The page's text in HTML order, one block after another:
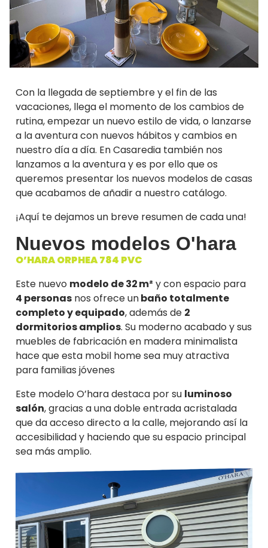
Con la llegada de septiembre y el fin de las
vacaciones, llega el momento de los cambios de
rutina, empezar un nuevo estilo de vida, o lanzarse
a la aventura con nuevos hábitos y cambios en
nuestro día a día. En Casaredia también nos
lanzamos a la aventura y es por ello que os
queremos presentar los nuevos modelos de casas
que acabamos de añadir a nuestro catálogo.
¡Aquí te dejamos un breve resumen de cada una!
Nuevos modelos O'hara
O’HARA ORPHEA 784 PVC
Este nuevo modelo de 32 m² y con espacio para
4 personas nos ofrece unbaño totalmente
completo y equipado, además de 2
dormitorios amplios. Su moderno acabado y sus
muebles de fabricación en madera minimalista
hace que esta mobil home sea muy atractiva
para familias jóvenes
Este modelo O’hara destaca por su luminoso
salón, gracias a una doble entrada acristalada
que da acceso directo a la calle, mejorando así la
accesibilidad y haciendo que su espacio principal
sea más amplio.